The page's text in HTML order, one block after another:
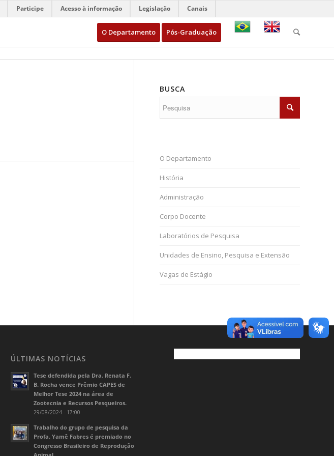
Participe Acesso à informação Legislação Canais
O Departamento Pós-Graduação
BUSCA
O Departamento
História
Administração
Corpo Docente
Laboratórios de Pesquisa
Unidades de Ensino, Pesquisa e Extensão
Vagas de Estágio
ÚLTIMAS NOTÍCIAS
Tese defendida pela Dra. Renata F.
B. Rocha vence Prêmio CAPES de
Melhor Tese 2024 na área de
Zootecnia e Recursos Pesqueiros.
29/08/2024 - 17:00
Trabalho do grupo de pesquisa da
Profa. Yamê Fabres é premiado no
Congresso Brasileiro de Reprodução